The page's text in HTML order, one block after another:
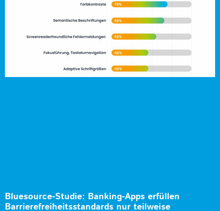
Bluesource-Studie: Banking-Apps erfüllen
Barrierefreiheitsstandards nur teilweise